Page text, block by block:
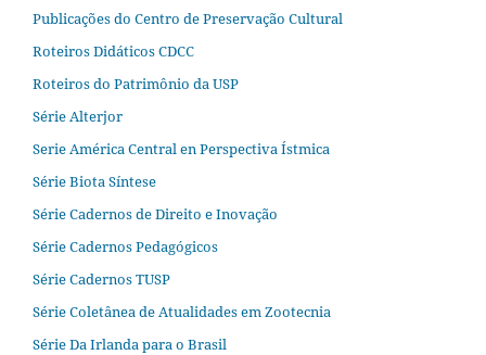
Publicações do Centro de Preservação Cultural
Roteiros Didáticos CDCC
Roteiros do Patrimônio da USP
Série Alterjor
Serie América Central en Perspectiva Ístmica
Série Biota Síntese
Série Cadernos de Direito e Inovação
Série Cadernos Pedagógicos
Série Cadernos TUSP
Série Coletânea de Atualidades em Zootecnia
Série Da Irlanda para o Brasil